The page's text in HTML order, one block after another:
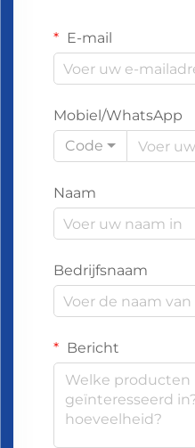
E-mail
Mobiel/WhatsApp
Code
Naam
Bedrijfsnaam
Bericht